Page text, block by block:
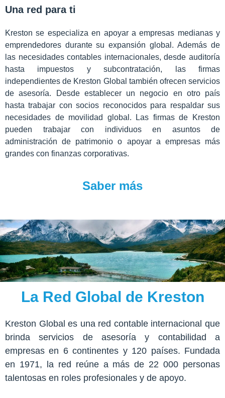
Una red para ti
Kreston se especializa en apoyar a empresas medianas y
emprendedores durante su expansión global. Además de
las necesidades contables internacionales, desde auditoría
hasta impuestos y subcontratación, las firmas
independientes de Kreston Global también ofrecen servicios
de asesoría. Desde establecer un negocio en otro país
hasta trabajar con socios reconocidos para respaldar sus
necesidades de movilidad global. Las firmas de Kreston
pueden trabajar con individuos en asuntos de
administración de patrimonio o apoyar a empresas más
grandes con finanzas corporativas.
Saber más
La Red Global de Kreston
Kreston Global es una red contable internacional que
brinda servicios de asesoría y contabilidad a
empresas en 6 continentes y 120 países. Fundada
en 1971, la red reúne a más de 22 000 personas
talentosas en roles profesionales y de apoyo.